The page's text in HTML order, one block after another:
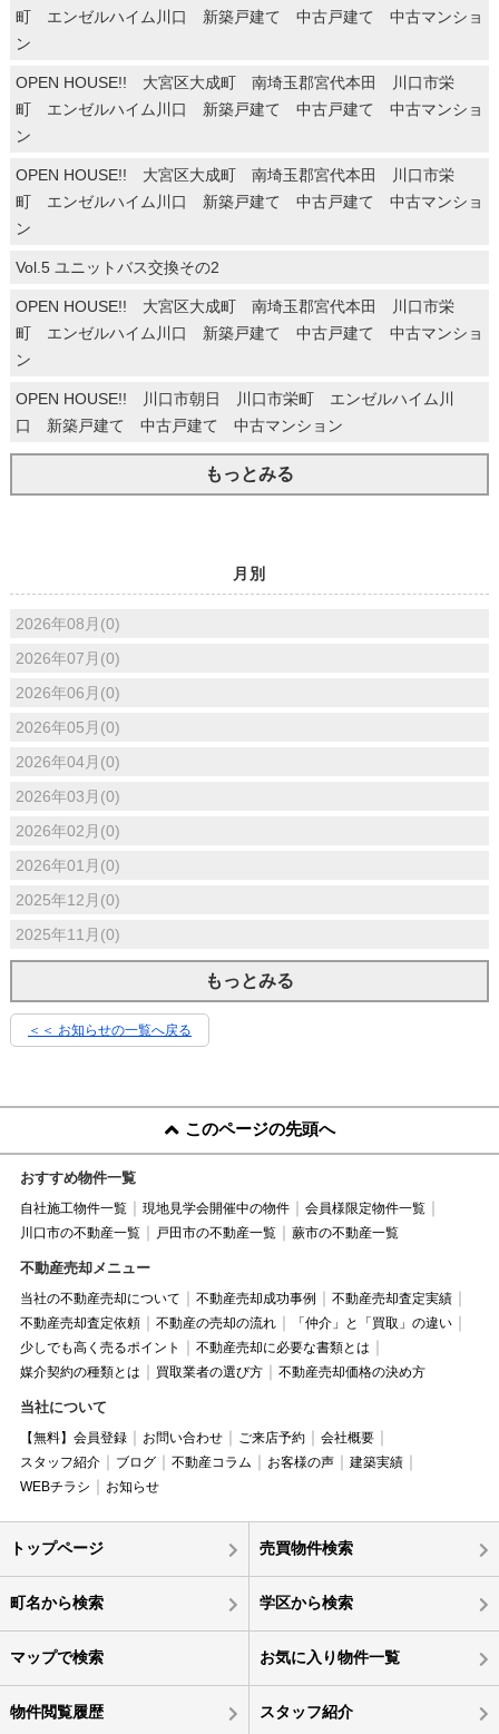
町 エンゼルハイム川口 新築戸建て 中古戸建て 中古マンショ
ン
OPEN HOUSE!! 大宮区大成町 南埼玉郡宮代本田 川口市栄
町 エンゼルハイム川口 新築戸建て 中古戸建て 中古マンショ
ン
OPEN HOUSE!! 大宮区大成町 南埼玉郡宮代本田 川口市栄
町 エンゼルハイム川口 新築戸建て 中古戸建て 中古マンショ
ン
Vol.5 ユニットバス交換その2
OPEN HOUSE!! 大宮区大成町 南埼玉郡宮代本田 川口市栄
町 エンゼルハイム川口 新築戸建て 中古戸建て 中古マンショ
ン
OPEN HOUSE!! 川口市朝日 川口市栄町 エンゼルハイム川
口 新築戸建て 中古戸建て 中古マンション
もっとみる
月別
2026年08月(0)
2026年07月(0)
2026年06月(0)
2026年05月(0)
2026年04月(0)
2026年03月(0)
2026年02月(0)
2026年01月(0)
2025年12月(0)
2025年11月(0)
もっとみる
＜＜ お知らせの一覧へ戻る
このページの先頭へ
おすすめ物件一覧
自社施工物件一覧 現地見学会開催中の物件
会員様限定物件一覧
川口市の不動産一覧
戸田市の不動産一覧 蕨市の不動産一覧
不動産売却メニュー
当社の不動産売却について 不動産売却成功事例
不動産売却査定実績
不動産売却査定依頼
不動産の売却の流れ
「仲介」と「買取」の違い
少しでも高く売るポイント
不動産売却に必要な書類とは
媒介契約の種類とは
買取業者の選び方 不動産売却価格の決め方
当社について
【無料】会員登録 お問い合わせ ご来店予約
会社概要
スタッフ紹介
ブログ 不動産コラム お客様の声
建築実績
WEBチラシ
お知らせ
トップページ 売買物件検索
町名から検索 学区から検索
マップで検索 お気に入り物件一覧
物件閲覧履歴 スタッフ紹介